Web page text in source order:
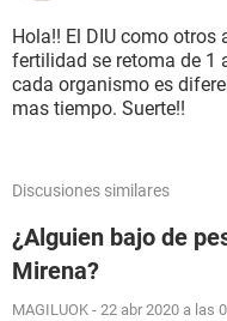
Hola!! El DIU como
fertilidad se retoma de 1
cada organismo es
mas tiempo. Suerte!!
Discusiones similares
¿Alguien bajo de
Mirena?
MAGILUOK - 22 abr 2020 a las